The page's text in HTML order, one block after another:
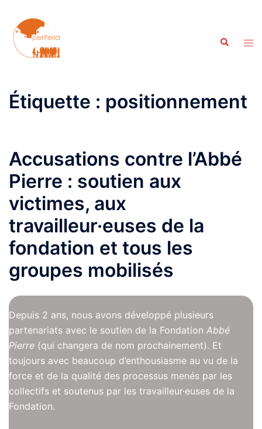
contenu
Étiquette : positionnement
Accusations contre l’Abbé
Pierre : soutien aux
victimes, aux
travailleur·euses de la
fondation et tous les
groupes mobilisés
Depuis 2 ans, nous avons développé plusieurs
partenariats avec le soutien de la Fondation Abbé
Pierre (qui changera de nom prochainement). Et
toujours avec beaucoup d’enthousiasme au vu de la
force et de la qualité des processus menés par les
collectifs et soutenus par les travailleur·euses de la
Fondation.